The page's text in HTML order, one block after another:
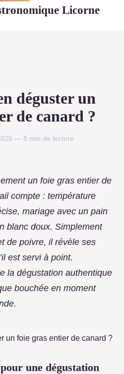
Licorne
déguster un
de canard ?
— 8 min de lecture
un foie gras entier de
compte : température
mariage avec un pain
blanc doux. Simplement
de poivre, il révèle ses
est servi à point.
la dégustation authentique
bouchée en moment
une dégustation